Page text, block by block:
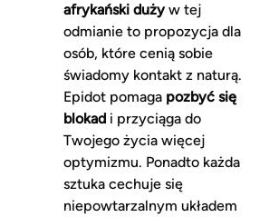
afrykański dużyw tej
odmianie to propozycja dla
osób, które cenią sobie
świadomy kontakt z naturą.
Epidot pomaga pozbyć się
blokadi przyciąga do
Twojego życia więcej
optymizmu. Ponadto każda
sztuka cechuje się
niepowtarzalnym układem